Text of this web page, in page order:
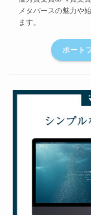
メタバースの魅力や
ます。
ポート